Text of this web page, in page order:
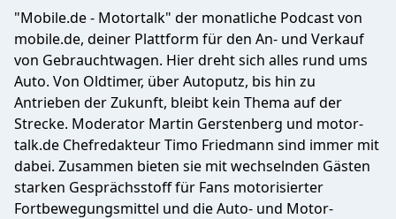
"Mobile.de - Motortalk" der monatliche Podcast von
mobile.de, deiner Plattform für den An- und Verkauf
von Gebrauchtwagen. Hier dreht sich alles rund ums
Auto. Von Oldtimer, über Autoputz, bis hin zu
Antrieben der Zukunft, bleibt kein Thema auf der
Strecke. Moderator Martin Gerstenberg und motor-
talk.de Chefredakteur Timo Friedmann sind immer mit
dabei. Zusammen bieten sie mit wechselnden Gästen
starken Gesprächsstoff für Fans motorisierter
Fortbewegungsmittel und die Auto- und Motor-